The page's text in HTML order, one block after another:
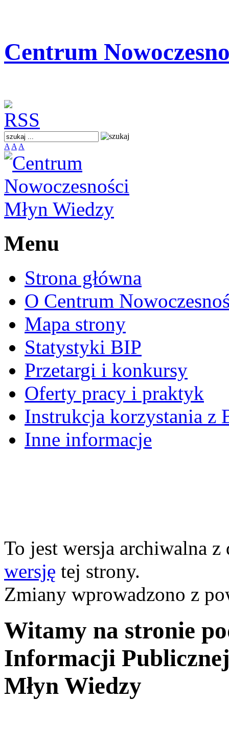
Centrum
A A A
Menu
Strona główna
O Centrum
Mapa strony
Statystyki BIP
Przetargi i konkursy
Oferty pracy i praktyk
Instrukcja korzystania z
Inne informacje
To jest wersja archiwalna
wersję tej strony.
Zmiany wprowadzono z
Witamy na stronie
Informacji
Młyn Wiedzy